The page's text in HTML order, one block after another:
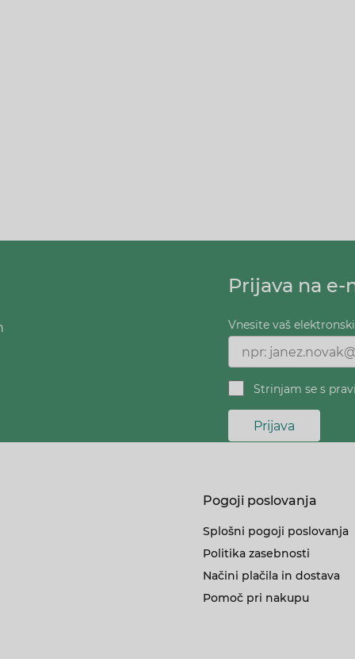
Prijava na e-
Vnesite vaš
Strinjam se s
Prijava
Pogoji poslovanja
Splošni pogoji poslovanja
Politika zasebnosti
Načini plačila in dostava
Pomoč pri nakupu